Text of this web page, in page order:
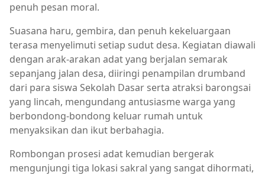
penuh pesan moral.
Suasana haru, gembira, dan penuh kekeluargaan
terasa menyelimuti setiap sudut desa. Kegiatan diawali
dengan arak-arakan adat yang berjalan semarak
sepanjang jalan desa, diiringi penampilan drumband
dari para siswa Sekolah Dasar serta atraksi barongsai
yang lincah, mengundang antusiasme warga yang
berbondong-bondong keluar rumah untuk
menyaksikan dan ikut berbahagia.
Rombongan prosesi adat kemudian bergerak
mengunjungi tiga lokasi sakral yang sangat dihormati,